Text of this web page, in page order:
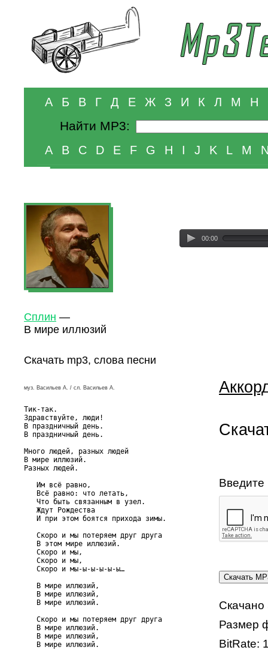
А Б В Г Д Е Ж З И К Л М Н
Найти MP3:
A B C D E F G H I J K L M
Сплин —
В мире иллюзий
00:00
Скачать mp3, слова песни
муз. Васильев А. / сл. Васильев А.
Тик-так.
Здравствуйте, люди!
В праздничный день.
В праздничный день.
Много людей, разных людей
В мире иллюзий.
Разных людей.
   Им всё равно,
   Всё равно: что летать,
   Что быть связанным в узел.
   Ждут Рождества
   И при этом боятся прихода зимы.
   Скоро и мы потеряем друг друга
   В этом мире иллюзий.
   Скоро и мы,
   Скоро и мы,
   Скоро и мы-ы-ы-ы-ы-ы…
   В мире иллюзий,
   В мире иллюзий,
   В мире иллюзий.
   Скоро и мы потеряем друг друга
   В мире иллюзий.
   В мире иллюзий,
   В мире иллюзий.
Введите
Скачано
Размер
BitRate: